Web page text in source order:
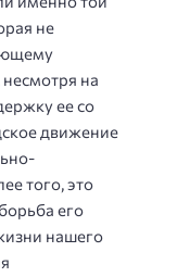
не
несмотря на
ее со
движение
того, это
его
нашего